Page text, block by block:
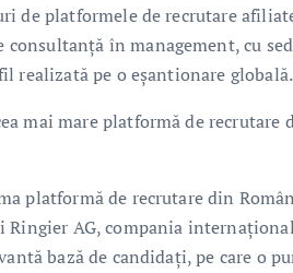
de platformele de recrutare
în management, cu
realizată pe o eșantionare globală.
mai mare platformă de
platformă de recrutare din
Ringier AG, compania
bază de candidați, pe care o